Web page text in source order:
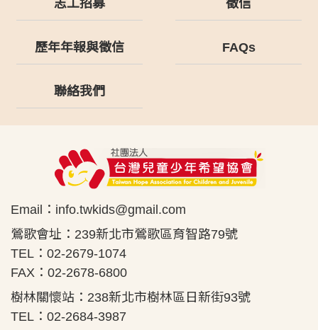
志工招募 徵信
歷年年報與徵信 FAQs
聯絡我們
Email： info.twkids@gmail.com
鶯歌會址：239新北市鶯歌區育智路79號
TEL：02-2679-1074
FAX：02-2678-6800
樹林關懷站：238新北市樹林區日新街93號
TEL：02-2684-3987